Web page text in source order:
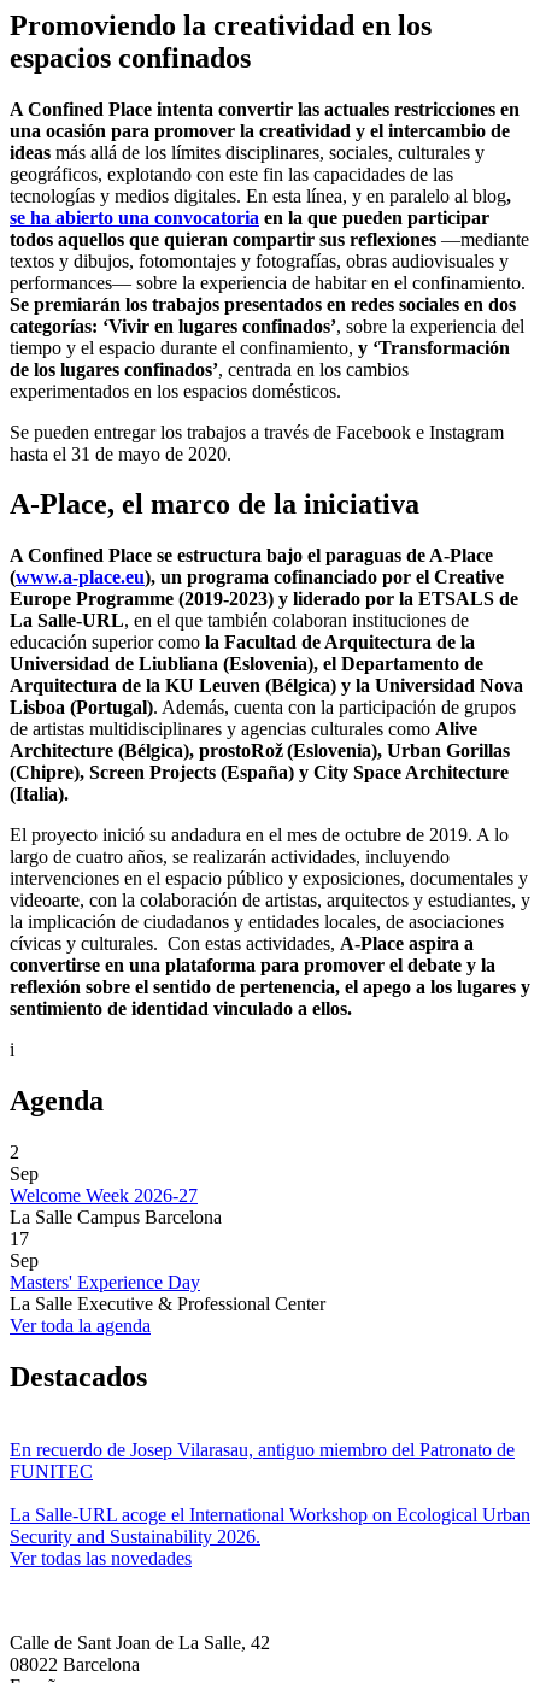
Promoviendo la creatividad en los
espacios confinados
A Confined Place intenta convertir las actuales restricciones en
una ocasión para promover la creatividad y el intercambio de
ideas más allá de los límites disciplinares, sociales, culturales y
geográficos, explotando con este fin las capacidades de las
tecnologías y medios digitales. En esta línea, y en paralelo al blog,
se ha abierto una convocatoria en la que pueden participar
todos aquellos que quieran compartir sus reflexiones —mediante
textos y dibujos, fotomontajes y fotografías, obras audiovisuales y
performances— sobre la experiencia de habitar en el confinamiento.
Se premiarán los trabajos presentados en redes sociales en dos
categorías: ‘Vivir en lugares confinados’, sobre la experiencia del
tiempo y el espacio durante el confinamiento, y ‘Transformación
de los lugares confinados’, centrada en los cambios
experimentados en los espacios domésticos.
Se pueden entregar los trabajos a través de Facebook e Instagram
hasta el 31 de mayo de 2020.
A-Place, el marco de la iniciativa
A Confined Place se estructura bajo el paraguas de A-Place
(www.a-place.eu), un programa cofinanciado por el Creative
Europe Programme (2019-2023) y liderado por la ETSALS de
La Salle-URL, en el que también colaboran instituciones de
educación superior como la Facultad de Arquitectura de la
Universidad de Liubliana (Eslovenia), el Departamento de
Arquitectura de la KU Leuven (Bélgica) y la Universidad Nova
Lisboa (Portugal). Además, cuenta con la participación de grupos
de artistas multidisciplinares y agencias culturales como Alive
Architecture (Bélgica), prostoRož (Eslovenia), Urban Gorillas
(Chipre), Screen Projects (España) y City Space Architecture
(Italia).
El proyecto inició su andadura en el mes de octubre de 2019. A lo
largo de cuatro años, se realizarán actividades, incluyendo
intervenciones en el espacio público y exposiciones, documentales y
videoarte, con la colaboración de artistas, arquitectos y estudiantes, y
la implicación de ciudadanos y entidades locales, de asociaciones
cívicas y culturales. Con estas actividades, A-Place aspira a
convertirse en una plataforma para promover el debate y la
reflexión sobre el sentido de pertenencia, el apego a los lugares y
sentimiento de identidad vinculado a ellos.
i
Agenda
2
Sep
Welcome Week 2026-27
La Salle Campus Barcelona
17
Sep
Masters' Experience Day
La Salle Executive & Professional Center
Ver toda la agenda
Destacados
En recuerdo de Josep Vilarasau, antiguo miembro del Patronato de
FUNITEC
La Salle-URL acoge el International Workshop on Ecological Urban
Security and Sustainability 2026.
Ver todas las novedades
Calle de Sant Joan de La Salle, 42
08022 Barcelona